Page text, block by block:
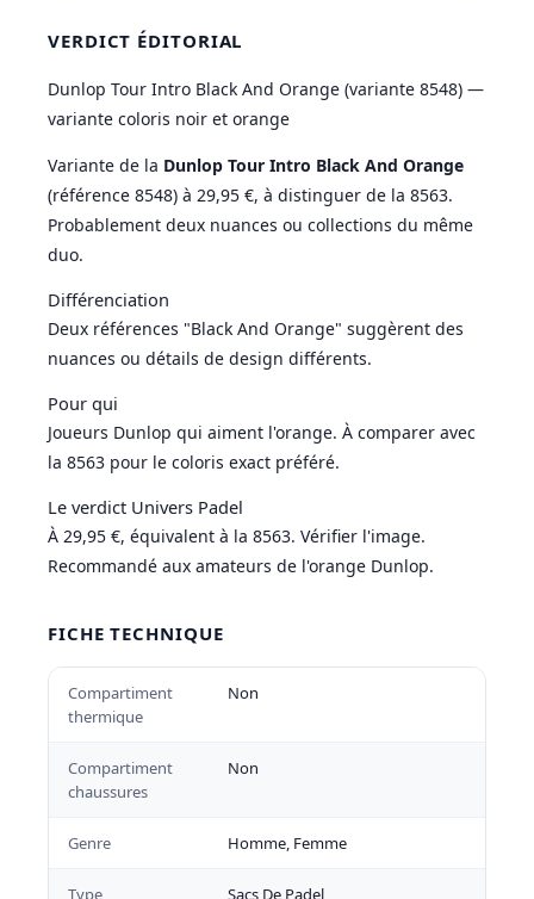
VERDICT ÉDITORIAL
Dunlop Tour Intro Black And Orange (variante 8548) —
variante coloris noir et orange
Variante de la Dunlop Tour Intro Black And Orange
(référence 8548) à 29,95 €, à distinguer de la 8563.
Probablement deux nuances ou collections du même
duo.
Différenciation
Deux références "Black And Orange" suggèrent des
nuances ou détails de design différents.
Pour qui
Joueurs Dunlop qui aiment l'orange. À comparer avec
la 8563 pour le coloris exact préféré.
Le verdict Univers Padel
À 29,95 €, équivalent à la 8563. Vérifier l'image.
Recommandé aux amateurs de l'orange Dunlop.
FICHE TECHNIQUE
Compartiment
thermique
Non
Compartiment
chaussures
Non
Genre Homme, Femme
Type Sacs De Padel